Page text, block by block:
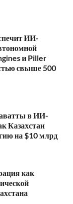
ИИ-
и Piller
свыше 500
в ИИ-
Казахстан
на $10 млрд
как